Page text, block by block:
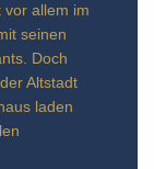
vor allem im
seinen
Doch
Altstadt
laden